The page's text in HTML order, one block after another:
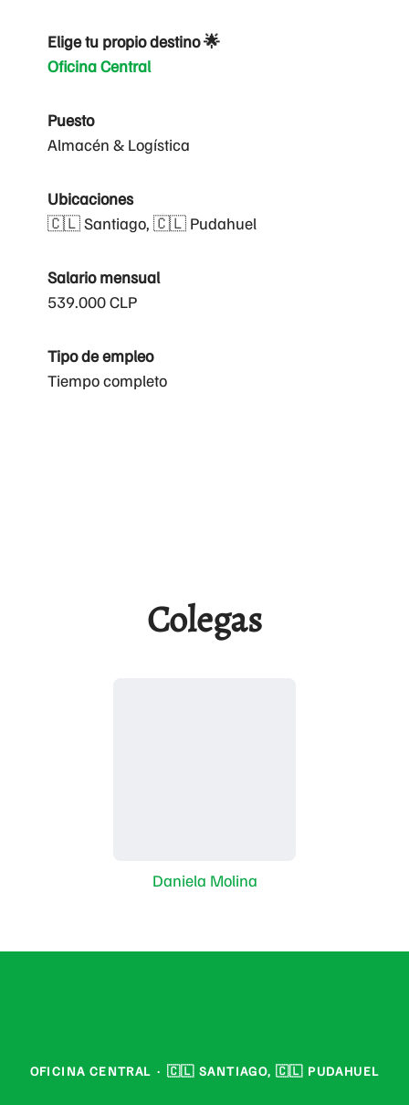
Elige tu propio destino 🌟
Oficina Central
Puesto
Almacén & Logística
Ubicaciones
🇨🇱 Santiago, 🇨🇱 Pudahuel
Salario mensual
539.000 CLP
Tipo de empleo
Tiempo completo
Colegas
Daniela Molina
OFICINA CENTRAL · 🇨🇱 SANTIAGO, 🇨🇱 PUDAHUEL